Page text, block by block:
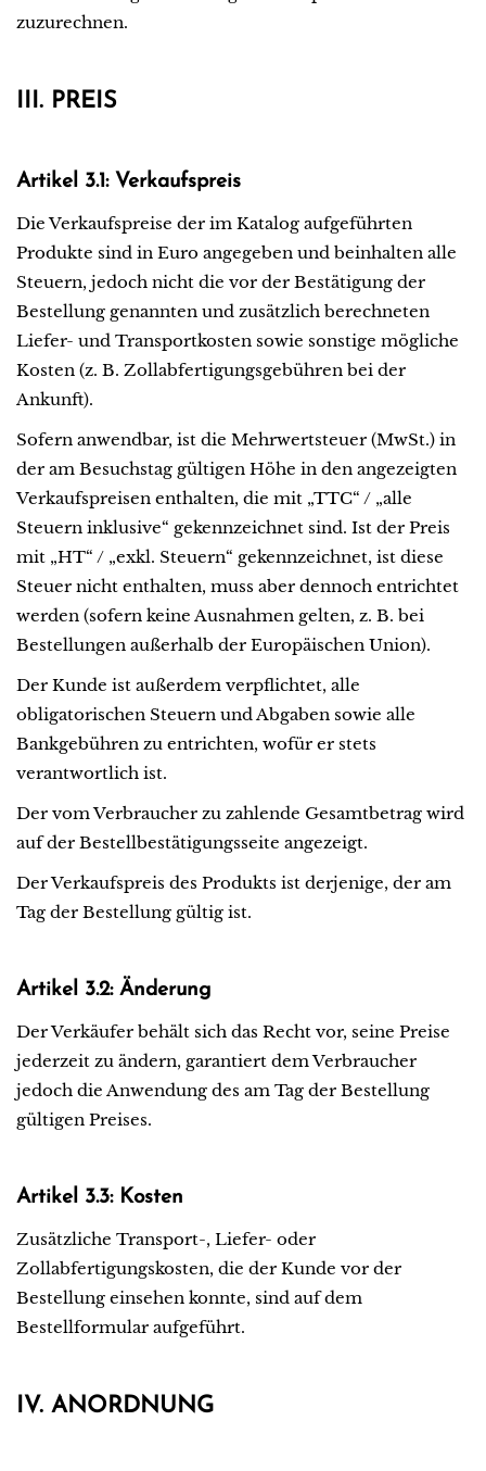
zuzurechnen.
III. PREIS
Artikel 3.1: Verkaufspreis
Die Verkaufspreise der im Katalog aufgeführten
Produkte sind in Euro angegeben und beinhalten alle
Steuern, jedoch nicht die vor der Bestätigung der
Bestellung genannten und zusätzlich berechneten
Liefer- und Transportkosten sowie sonstige mögliche
Kosten (z. B. Zollabfertigungsgebühren bei der
Ankunft).
Sofern anwendbar, ist die Mehrwertsteuer (MwSt.) in
der am Besuchstag gültigen Höhe in den angezeigten
Verkaufspreisen enthalten, die mit „TTC“ / „alle
Steuern inklusive“ gekennzeichnet sind. Ist der Preis
mit „HT“ / „exkl. Steuern“ gekennzeichnet, ist diese
Steuer nicht enthalten, muss aber dennoch entrichtet
werden (sofern keine Ausnahmen gelten, z. B. bei
Bestellungen außerhalb der Europäischen Union).
Der Kunde ist außerdem verpflichtet, alle
obligatorischen Steuern und Abgaben sowie alle
Bankgebühren zu entrichten, wofür er stets
verantwortlich ist.
Der vom Verbraucher zu zahlende Gesamtbetrag wird
auf der Bestellbestätigungsseite angezeigt.
Der Verkaufspreis des Produkts ist derjenige, der am
Tag der Bestellung gültig ist.
Artikel 3.2: Änderung
Der Verkäufer behält sich das Recht vor, seine Preise
jederzeit zu ändern, garantiert dem Verbraucher
jedoch die Anwendung des am Tag der Bestellung
gültigen Preises.
Artikel 3.3: Kosten
Zusätzliche Transport-, Liefer- oder
Zollabfertigungskosten, die der Kunde vor der
Bestellung einsehen konnte, sind auf dem
Bestellformular aufgeführt.
IV. ANORDNUNG